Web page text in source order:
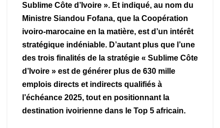
Sublime Côte d’Ivoire ». Et indiqué, au nom du
Ministre Siandou Fofana, que la Coopération
ivoiro-marocaine en la matière, est d’un intérêt
stratégique indéniable. D’autant plus que l’une
des trois finalités de la stratégie « Sublime Côte
d’Ivoire » est de générer plus de 630 mille
emplois directs et indirects qualifiés à
l’échéance 2025, tout en positionnant la
destination ivoirienne dans le Top 5 africain.